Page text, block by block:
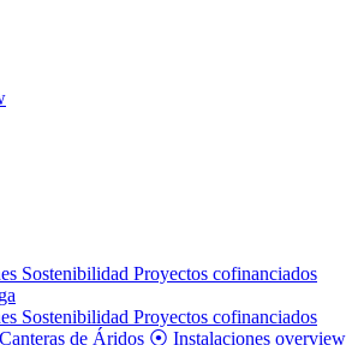
Sostenibilidad Proyectos cofinanciados
Sostenibilidad Proyectos cofinanciados
Canteras de Áridos ⦿ Instalaciones overview